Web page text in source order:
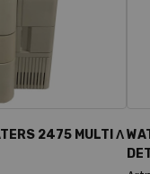
2475 MULTI Λ